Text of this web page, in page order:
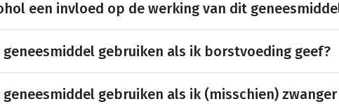
een invloed op de werking van dit
geneesmiddel gebruiken als ik borstvoeding geef?
gebruiken als ik (misschien)